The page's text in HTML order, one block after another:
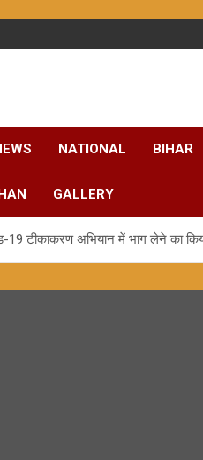
NATIONAL BIHAR
GALLERY
19 टीकाकरण अभियान में भाग लेने का